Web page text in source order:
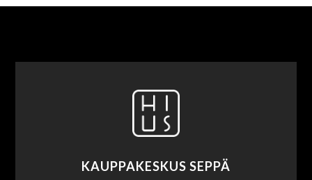
KAUPPAKESKUS SEPPÄ